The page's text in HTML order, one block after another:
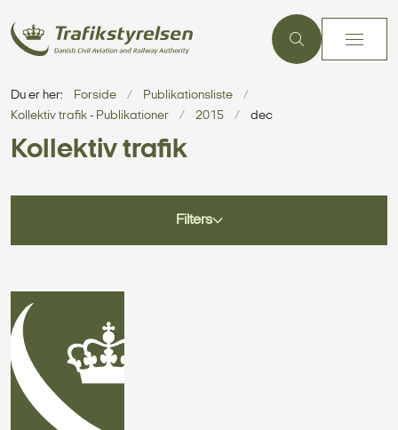
Du er her: Forside
Publikationsliste
Kollektiv trafik - Publikationer
2015 dec
Kollektiv trafik
Filters